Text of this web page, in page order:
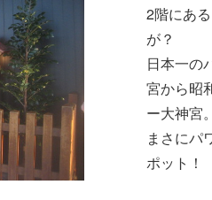
2階にあ
が？
日本一の
宮から昭
ー大神宮。
まさにパ
ポット！